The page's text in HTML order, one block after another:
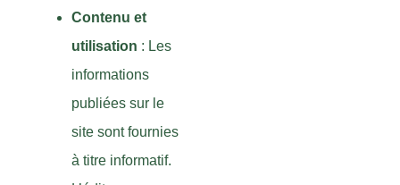
Contenu et
utilisation : Les
informations
publiées sur le
site sont fournies
à titre informatif.